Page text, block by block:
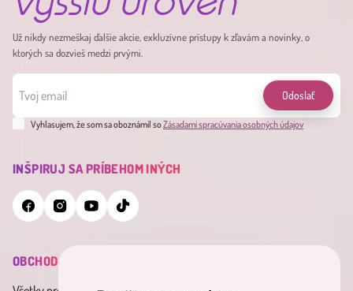
Už nikdy nezmeškaj ďalšie akcie, exkluzívne prístupy k zľavám a novinky, o
ktorých sa dozvieš medzi prvými.
Odoslať
Vyhlasujem, že som sa oboznámil soZásadami spracúvania osobných údajov
INŠPIRUJ SA PRÍBEHOM INÝCH
OBCHOD